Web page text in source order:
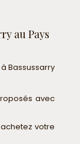
au Pays
Bassussarry
avec
votre